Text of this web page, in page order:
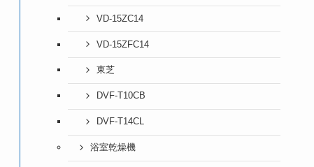
VD-15ZC14
VD-15ZFC14
東芝
DVF-T10CB
DVF-T14CL
浴室乾燥機